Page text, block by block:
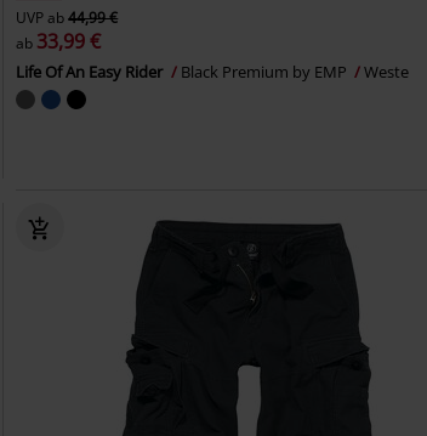
UVPab44,99 €
ab 33,99 €
Life Of An Easy Rider Black Premium by EMP Weste